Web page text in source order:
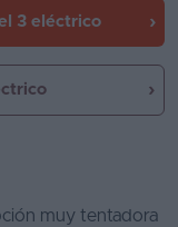
3 eléctrico
muy tentadora